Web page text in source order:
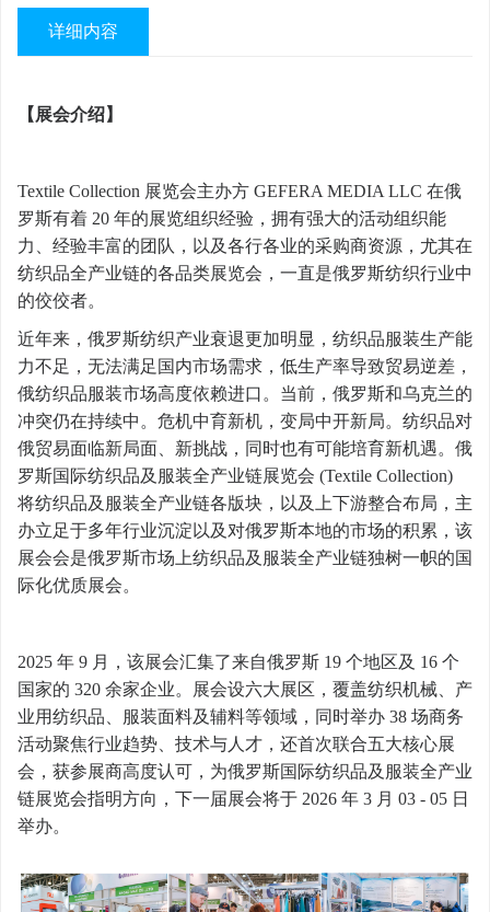
详细内容
【展会介绍】
Textile Collection 展览会主办方 GEFERA MEDIA LLC 在俄
罗斯有着 20 年的展览组织经验，拥有强大的活动组织能
力、经验丰富的团队，以及各行各业的采购商资源，尤其在
纺织品全产业链的各品类展览会，一直是俄罗斯纺织行业中
的佼佼者。
近年来，俄罗斯纺织产业衰退更加明显，纺织品服装生产能
力不足，无法满足国内市场需求，低生产率导致贸易逆差，
俄纺织品服装市场高度依赖进口。当前，俄罗斯和乌克兰的
冲突仍在持续中。危机中育新机，变局中开新局。纺织品对
俄贸易面临新局面、新挑战，同时也有可能培育新机遇。俄
罗斯国际纺织品及服装全产业链展览会 (Textile Collection)
将纺织品及服装全产业链各版块，以及上下游整合布局，主
办立足于多年行业沉淀以及对俄罗斯本地的市场的积累，该
展会会是俄罗斯市场上纺织品及服装全产业链独树一帜的国
际化优质展会。
2025 年 9 月，该展会汇集了来自俄罗斯 19 个地区及 16 个
国家的 320 余家企业。展会设六大展区，覆盖纺织机械、产
业用纺织品、服装面料及辅料等领域，同时举办 38 场商务
活动聚焦行业趋势、技术与人才，还首次联合五大核心展
会，获参展商高度认可，为俄罗斯国际纺织品及服装全产业
链展览会指明方向，下一届展会将于 2026 年 3 月 03 - 05 日
举办。